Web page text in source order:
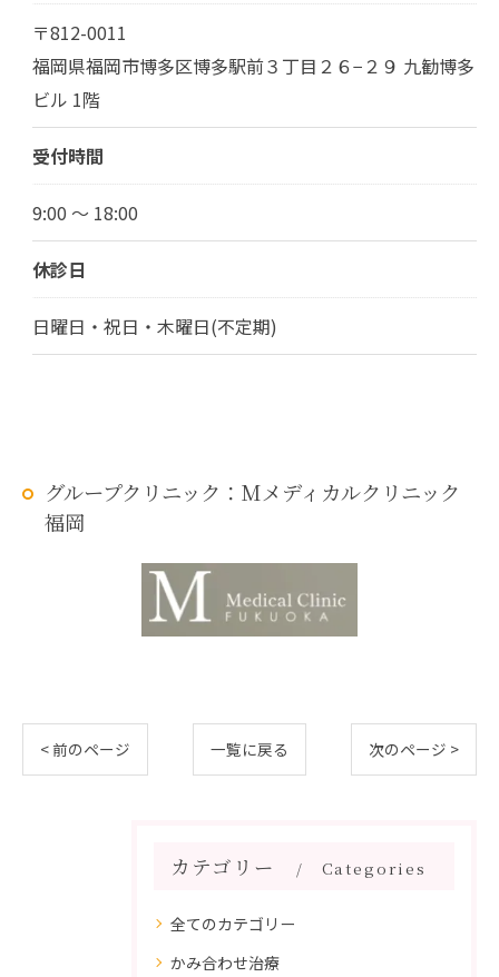
〒812-0011
福岡県福岡市博多区博多駅前３丁目２６−２９ 九勧博多
ビル 1階
受付時間
9:00 ～ 18:00
休診日
日曜日・祝日・木曜日(不定期)
グループクリニック：Mメディカルクリニック
福岡
< 前のページ 一覧に戻る 次のページ >
カテゴリー Categories
全てのカテゴリー
かみ合わせ治療